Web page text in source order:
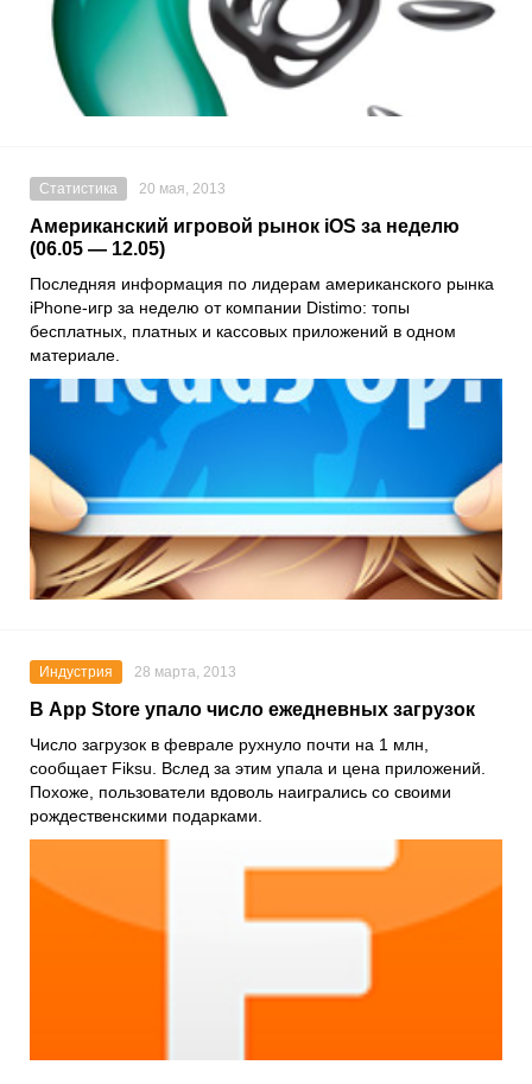
Статистика 20 мая, 2013
Американский игровой рынок iOS за неделю
(06.05 — 12.05)
Последняя информация по лидерам американского рынка
iPhone-игр за неделю от компании Distimo: топы
бесплатных, платных и кассовых приложений в одном
материале.
Индустрия 28 марта, 2013
В App Store упало число ежедневных загрузок
Число загрузок в феврале рухнуло почти на 1 млн,
сообщает Fiksu. Вслед за этим упала и цена приложений.
Похоже, пользователи вдоволь наигрались со своими
рождественскими подарками.